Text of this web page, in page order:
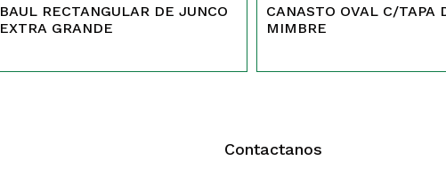
BAUL RECTANGULAR DE JUNCO
EXTRA GRANDE
CANASTO OVAL C/TAPA DE
MIMBRE
Contactanos